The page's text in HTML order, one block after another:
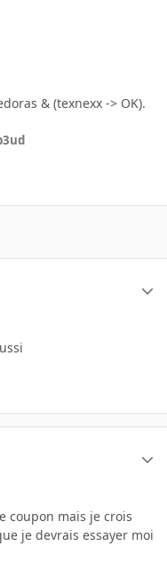
& (texnexx -> OK).
coupon mais je crois
je devrais essayer moi